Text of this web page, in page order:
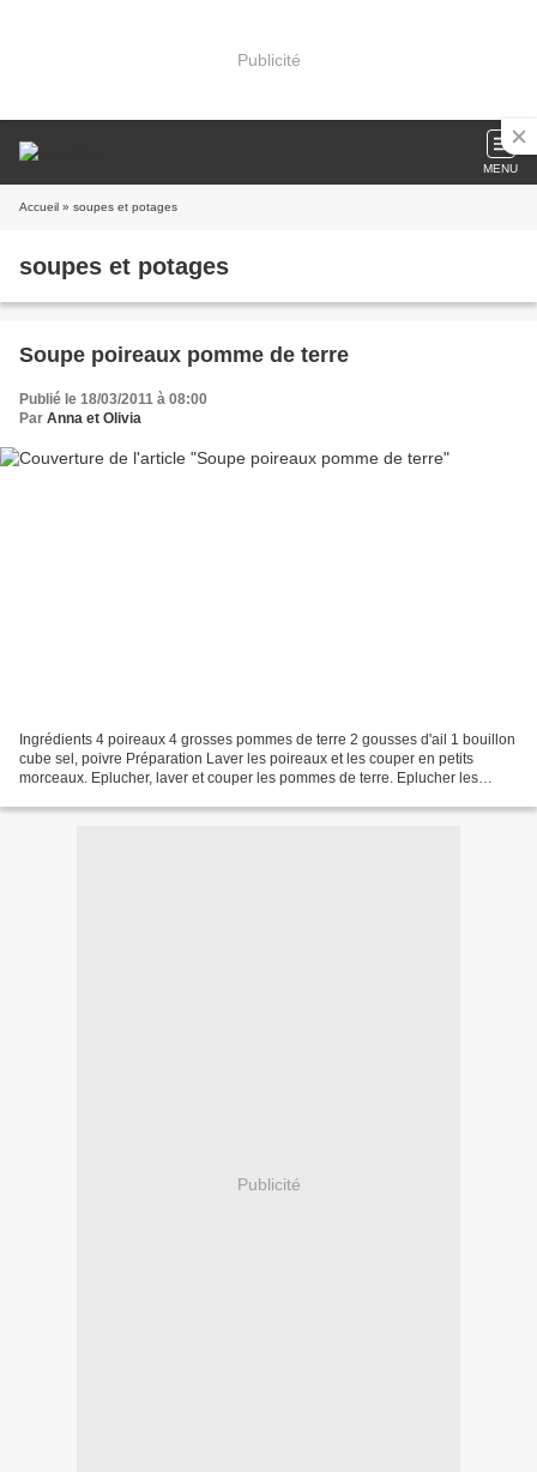
Publicité
MENU
Accueil » soupes et potages
soupes et potages
Soupe poireaux pomme de terre
Publié le 18/03/2011 à 08:00
Par Anna et Olivia
Ingrédients 4 poireaux 4 grosses pommes de terre 2 gousses d'ail 1 bouillon
cube sel, poivre Préparation Laver les poireaux et les couper en petits
morceaux. Eplucher, laver et couper les pommes de terre. Eplucher les
Publicité